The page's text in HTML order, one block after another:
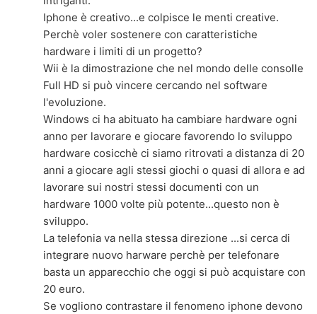
Iphone è creativo...e colpisce le menti creative.
Perchè voler sostenere con caratteristiche
hardware i limiti di un progetto?
Wii è la dimostrazione che nel mondo delle consolle
Full HD si può vincere cercando nel software
l'evoluzione.
Windows ci ha abituato ha cambiare hardware ogni
anno per lavorare e giocare favorendo lo sviluppo
hardware cosicchè ci siamo ritrovati a distanza di 20
anni a giocare agli stessi giochi o quasi di allora e ad
lavorare sui nostri stessi documenti con un
hardware 1000 volte più potente...questo non è
sviluppo.
La telefonia va nella stessa direzione ...si cerca di
integrare nuovo harware perchè per telefonare
basta un apparecchio che oggi si può acquistare con
20 euro.
Se vogliono contrastare il fenomeno iphone devono